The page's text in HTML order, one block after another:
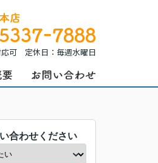
可 定休日：毎週水曜日
合わせください